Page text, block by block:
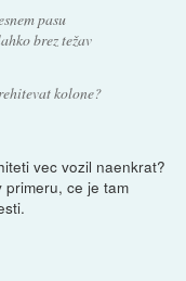
pasu
brez težav
kolone?
vec vozil naenkrat?
ce je tam